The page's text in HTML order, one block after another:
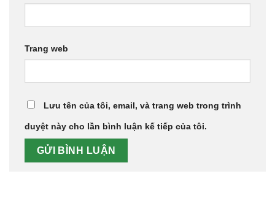
Trang web
Lưu tên của tôi, email, và trang web trong trình
duyệt này cho lần bình luận kế tiếp của tôi.